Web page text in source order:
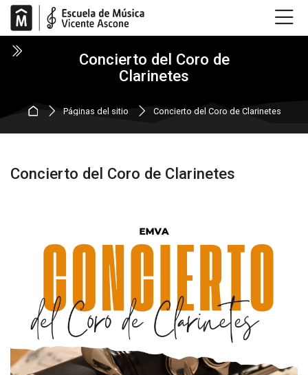
Skip to navigation
Skip to login form
Salta al contenido principal
Skip to accessibility options
Skip to footer
Skip accessibility options
Concierto del Coro de
Clarinetes
Página Principal
Páginas del sitio Concierto del Coro de Clarinetes
Concierto del Coro de Clarinetes